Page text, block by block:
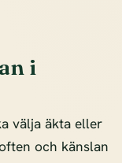
i
välja äkta eller
och känslan